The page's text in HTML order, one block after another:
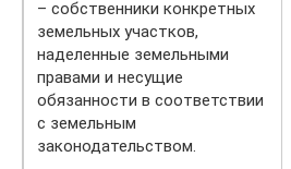
– собственники конкретных
земельных участков,
наделенные земельными
правами и несущие
обязанности в соответствии
с земельным
законодательством.